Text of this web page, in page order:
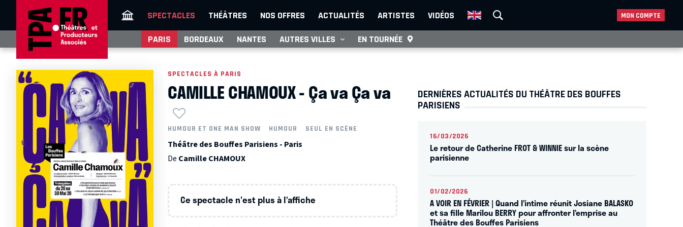
SPECTACLES THÉÂTRES NOS OFFRES ACTUALITÉS ARTISTES VIDÉOS MON COMPTE
PARIS BORDEAUX NANTES AUTRES VILLES EN TOURNÉE
SPECTACLES À PARIS
CAMILLE CHAMOUX - Ça va Ça va
HUMOUR ET ONE MAN SHOW HUMOUR SEUL EN SCÈNE
Théâtre des Bouffes Parisiens - Paris
De Camille CHAMOUX
Ce spectacle n'est plus à l’affiche
DERNIÈRES ACTUALITÉS DU THÉÂTRE DES BOUFFES
PARISIENS
16/03/2026
Le retour de Catherine FROT & WINNIE sur la scène
parisienne
01/02/2026
A VOIR EN FÉVRIER | Quand l’intime réunit Josiane BALASKO
et sa fille Marilou BERRY pour affronter l’emprise au
Théâtre des Bouffes Parisiens